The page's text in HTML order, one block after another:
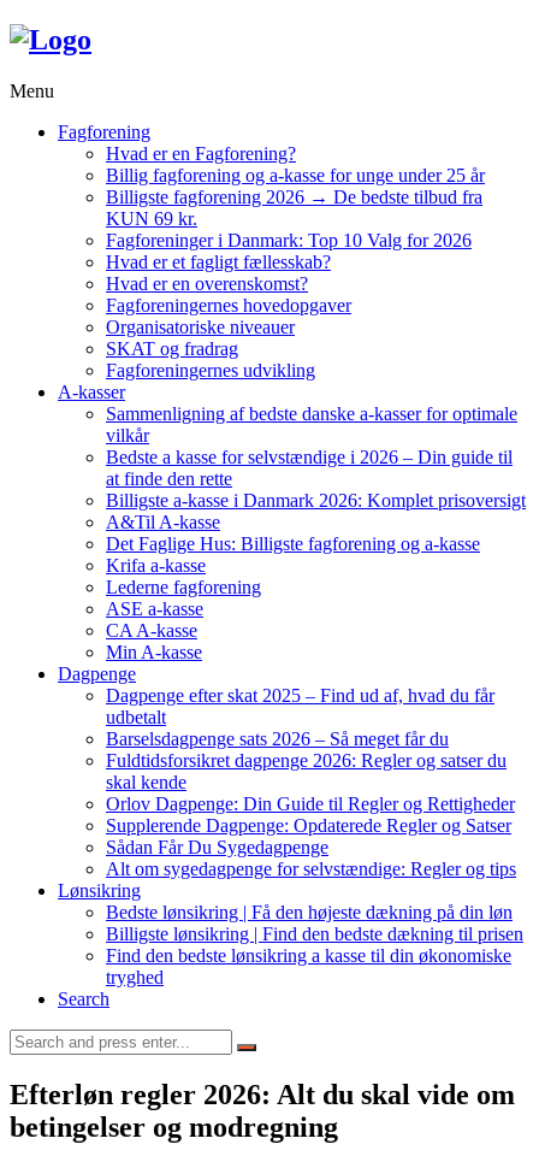
Menu
Fagforening
Hvad er en Fagforening?
Billig fagforening og a-kasse for unge under 25 år
Billigste fagforening 2026 → De bedste tilbud fra
KUN 69 kr.
Fagforeninger i Danmark: Top 10 Valg for 2026
Hvad er et fagligt fællesskab?
Hvad er en overenskomst?
Fagforeningernes hovedopgaver
Organisatoriske niveauer
SKAT og fradrag
Fagforeningernes udvikling
A-kasser
Sammenligning af bedste danske a-kasser for optimale
vilkår
Bedste a kasse for selvstændige i 2026 – Din guide til
at finde den rette
Billigste a-kasse i Danmark 2026: Komplet prisoversigt
A&Til A-kasse
Det Faglige Hus: Billigste fagforening og a-kasse
Krifa a-kasse
Lederne fagforening
ASE a-kasse
CA A-kasse
Min A-kasse
Dagpenge
Dagpenge efter skat 2025 – Find ud af, hvad du får
udbetalt
Barselsdagpenge sats 2026 – Så meget får du
Fuldtidsforsikret dagpenge 2026: Regler og satser du
skal kende
Orlov Dagpenge: Din Guide til Regler og Rettigheder
Supplerende Dagpenge: Opdaterede Regler og Satser
Sådan Får Du Sygedagpenge
Alt om sygedagpenge for selvstændige: Regler og tips
Lønsikring
Bedste lønsikring | Få den højeste dækning på din løn
Billigste lønsikring | Find den bedste dækning til prisen
Find den bedste lønsikring a kasse til din økonomiske
tryghed
Search
Search
for:
Efterløn regler 2026: Alt du skal vide om
betingelser og modregning